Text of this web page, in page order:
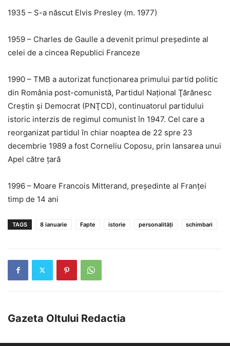
1935 – S-a născut Elvis Presley (m. 1977)
1959 – Charles de Gaulle a devenit primul preşedinte al
celei de a cincea Republici Franceze
1990 – TMB a autorizat funcţionarea primului partid politic
din România post-comunistă, Partidul Naţional Ţărănesc
Creştin şi Democrat (PNŢCD), continuatorul partidului
istoric interzis de regimul comunist în 1947. Cel care a
reorganizat partidul în chiar noaptea de 22 spre 23
decembrie 1989 a fost Corneliu Coposu, prin lansarea unui
Apel către ţară
1996 – Moare Francois Mitterand, preşedinte al Franţei
timp de 14 ani
TAGS 8 ianuarie Fapte istorie personalități schimbari
Gazeta Oltului Redactia